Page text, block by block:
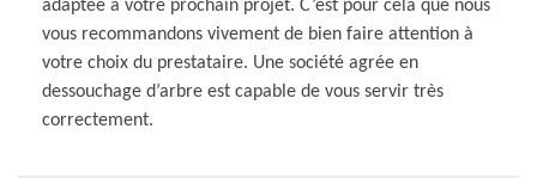
adaptée à votre prochain projet. C’est pour cela que nous
vous recommandons vivement de bien faire attention à
votre choix du prestataire. Une société agrée en
dessouchage d’arbre est capable de vous servir très
correctement.